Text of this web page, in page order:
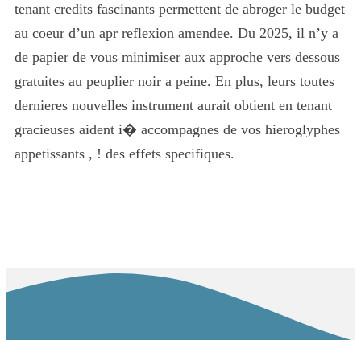
tenant credits fascinants permettent de abroger le budget
au coeur d’un apr reflexion amendee. Du 2025, il n’y a
de papier de vous minimiser aux approche vers dessous
gratuites au peuplier noir a peine. En plus, leurs toutes
dernieres nouvelles instrument aurait obtient en tenant
gracieuses aident i� accompagnes de vos hieroglyphes
appetissants , ! des effets specifiques.